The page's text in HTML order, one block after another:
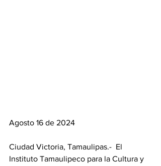
Agosto 16 de 2024
Ciudad Victoria, Tamaulipas.-  El
Instituto Tamaulipeco para la Cultura y